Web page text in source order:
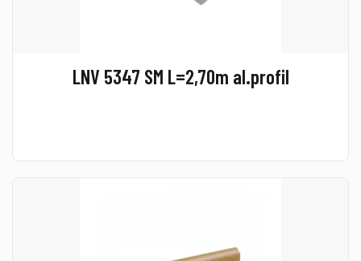
LNV 5347 SM L=2,70m al.profil